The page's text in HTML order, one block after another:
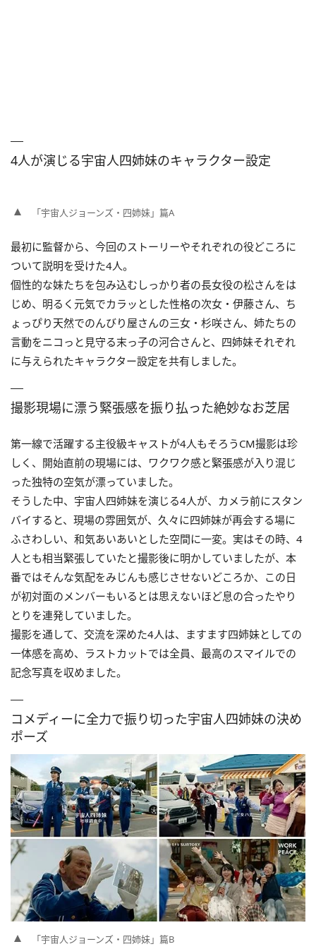
4人が演じる宇宙人四姉妹のキャラクター設定
「宇宙人ジョーンズ・四姉妹」篇A
最初に監督から、今回のストーリーやそれぞれの役どころに
ついて説明を受けた4人。
個性的な妹たちを包み込むしっかり者の長女役の松さんをは
じめ、明るく元気でカラッとした性格の次女・伊藤さん、ち
ょっぴり天然でのんびり屋さんの三女・杉咲さん、姉たちの
言動をニコっと見守る末っ子の河合さんと、四姉妹それぞれ
に与えられたキャラクター設定を共有しました。
撮影現場に漂う緊張感を振り払った絶妙なお芝居
第一線で活躍する主役級キャストが4人もそろうCM撮影は珍
しく、開始直前の現場には、ワクワク感と緊張感が入り混じ
った独特の空気が漂っていました。
そうした中、宇宙人四姉妹を演じる4人が、カメラ前にスタン
バイすると、現場の雰囲気が、久々に四姉妹が再会する場に
ふさわしい、和気あいあいとした空間に一変。実はその時、4
人とも相当緊張していたと撮影後に明かしていましたが、本
番ではそんな気配をみじんも感じさせないどころか、この日
が初対面のメンバーもいるとは思えないほど息の合ったやり
とりを連発していました。
撮影を通して、交流を深めた4人は、ますます四姉妹としての
一体感を高め、ラストカットでは全員、最高のスマイルでの
記念写真を収めました。
コメディーに全力で振り切った宇宙人四姉妹の決め
ポーズ
「宇宙人ジョーンズ・四姉妹」篇B